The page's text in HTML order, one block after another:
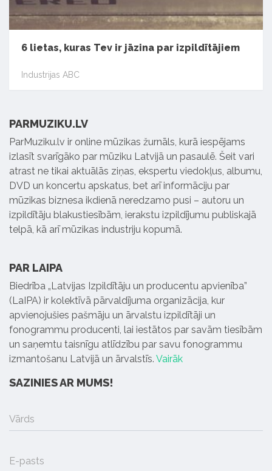
6 lietas, kuras Tev ir jāzina par izpildītājiem
Industrijas ABC
PARMUZIKU.LV
ParMuziku.lv ir online mūzikas žurnāls, kurā iespējams
izlasīt svarīgāko par mūziku Latvijā un pasaulē. Šeit vari
atrast ne tikai aktuālās ziņas, ekspertu viedokļus, albumu,
DVD un koncertu apskatus, bet arī informāciju par
mūzikas biznesa ikdienā neredzamo pusi – autoru un
izpildītāju blakustiesībām, ierakstu izpildījumu publiskajā
telpā, kā arī mūzikas industriju kopumā.
PAR LAIPA
Biedrība „Latvijas Izpildītāju un producentu apvienība”
(LaIPA) ir kolektīvā pārvaldījuma organizācija, kur
apvienojušies pašmāju un ārvalstu izpildītāji un
fonogrammu producenti, lai iestātos par savām tiesībām
un saņemtu taisnīgu atlīdzību par savu fonogrammu
izmantošanu Latvijā un ārvalstīs. Vairāk
SAZINIES AR MUMS!
Vārds
E-pasts